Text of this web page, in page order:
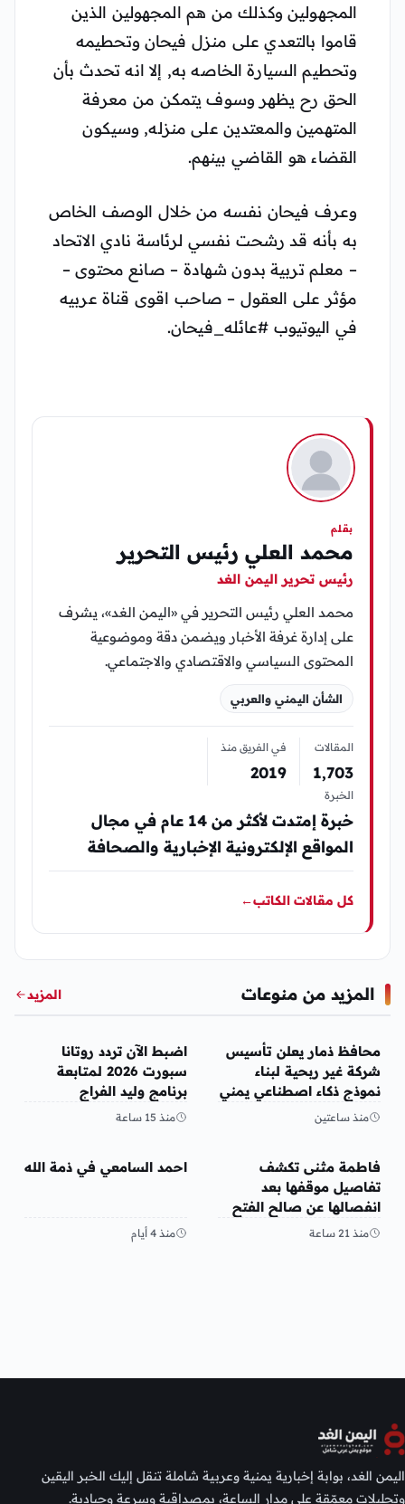
المجهولين وكذلك من هم المجهولين الذين
قاموا بالتعدي على منزل فيحان وتحطيمه
وتحطيم السيارة الخاصه به, إلا انه تحدث بأن
الحق رح يظهر وسوف يتمكن من معرفة
المتهمين والمعتدين على منزله, وسيكون
القضاء هو القاضي بينهم.
وعرف فيحان نفسه من خلال الوصف الخاص
به بأنه قد رشحت نفسي لرئاسة نادي الاتحاد
– معلم تربية بدون شهادة – صانع محتوى –
مؤثر على العقول – صاحب اقوى قناة عربيه
في اليوتيوب #عائله_فيحان.
بقلم
محمد العلي رئيس التحرير
رئيس تحرير اليمن الغد
محمد العلي رئيس التحرير في «اليمن الغد»، يشرف
على إدارة غرفة الأخبار ويضمن دقة وموضوعية
المحتوى السياسي والاقتصادي والاجتماعي.
الشأن اليمني والعربي
المقالات
1٬703
في الفريق منذ
2019
الخبرة
خبرة إمتدت لأكثر من 14 عام في مجال
المواقع الإلكترونية الإخبارية والصحافة
كل مقالات الكاتب←
المزيد من منوعات المزيد
منوعات
محافظ ذمار يعلن تأسيس
شركة غير ربحية لبناء
نموذج ذكاء اصطناعي يمني
منذ ساعتين
منوعات
اضبط الآن تردد روتانا
سبورت 2026 لمتابعة
برنامج وليد الفراج
منذ 15 ساعة
منوعات
فاطمة مثنى تكشف
تفاصيل موقفها بعد
انفصالها عن صالح الفتح
منذ 21 ساعة
منوعات
احمد السامعي في ذمة الله
منذ 4 أيام
اليمن الغد، بوابة إخبارية يمنية وعربية شاملة تنقل إليك الخبر اليقين
وتحليلات معمّقة على مدار الساعة، بمصداقية وسرعة وحيادية.